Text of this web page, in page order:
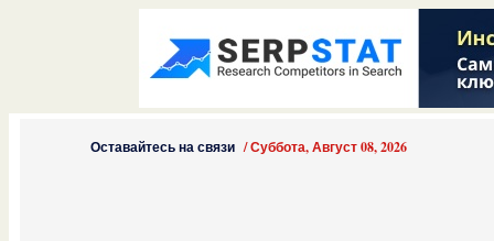
Оставайтесь на связи /Суббота, Август 08, 2026